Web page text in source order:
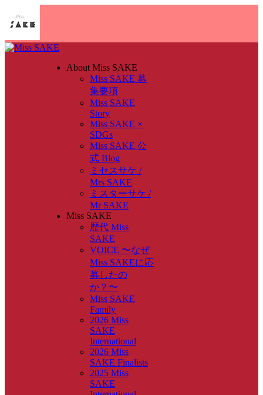
About Miss SAKE
Miss SAKE 募
集要項
Miss SAKE
Story
Miss SAKE ×
SDGs
Miss SAKE 公
式 Blog
ミセスサケ /
Mrs SAKE
ミスターサケ /
Mr SAKE
Miss SAKE
歴代 Miss
SAKE
VOICE 〜なぜ
Miss SAKEに応
募したの
か？〜
Miss SAKE
Family
2026 Miss
SAKE
International
2026 Miss
SAKE Finalists
2025 Miss
SAKE